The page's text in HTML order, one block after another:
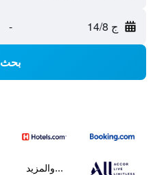
ج 14/8 -
بحث
...والمزيد